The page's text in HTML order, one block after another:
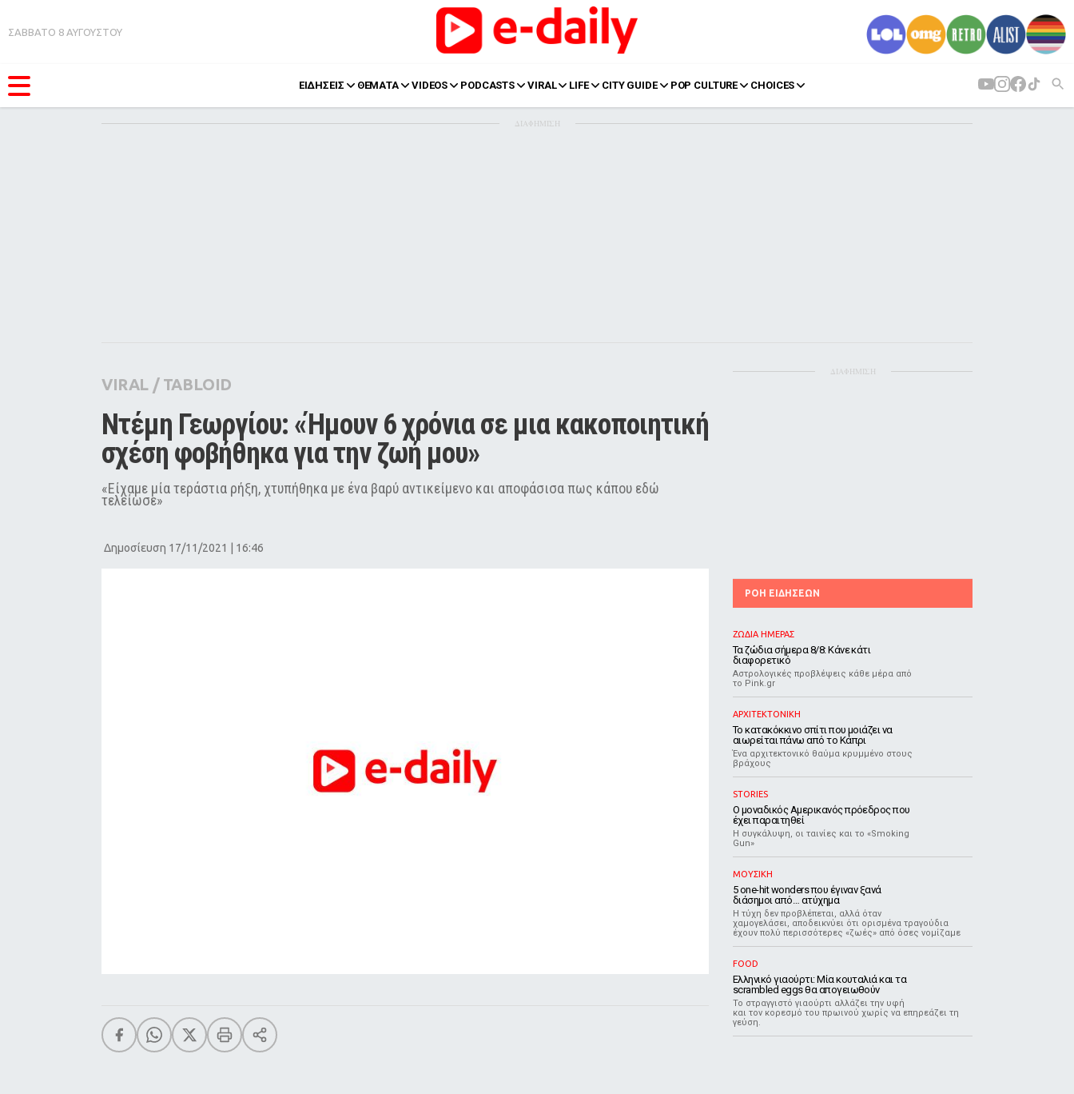
ΣΑΒΒΑΤΟ 8 ΑΥΓΟΥΣΤΟΥ
ΕΙΔΗΣΕΙΣ ΘΕΜΑΤΑ VIDEOS PODCASTS VIRAL LIFE CITY GUIDE POP CULTURE CHOICES
Pop Culture
Agenda
ΔΙΑΦΗΜΙΣΗ
VIRAL / TABLOID
Ντέμη Γεωργίου: «Ήμουν 6 χρόνια σε μια κακοποιητική
σχέση φοβήθηκα για την ζωή μου»
«Είχαμε μία τεράστια ρήξη, χτυπήθηκα με ένα βαρύ αντικείμενο και αποφάσισα πως κάπου εδώ
τελείωσε»
Δημοσίευση 17/11/2021 | 16:46
ΔΙΑΦΗΜΙΣΗ
ΡΟΗ ΕΙΔΗΣΕΩΝ
ΖΩΔΙΑ ΗΜΕΡΑΣ
Τα ζώδια σήμερα 8/8: Κάνε κάτι
διαφορετικό
Αστρολογικές προβλέψεις κάθε μέρα από
το Pink.gr
ΑΡΧΙΤΕΚΤΟΝΙΚΗ
Το κατακόκκινο σπίτι που μοιάζει να
αιωρείται πάνω από το Κάπρι
Ένα αρχιτεκτονικό θαύμα κρυμμένο στους
βράχους
STORIES
Ο μοναδικός Αμερικανός πρόεδρος που
έχει παραιτηθεί
Η συγκάλυψη, οι ταινίες και το «Smoking
Gun»
ΜΟΥΣΙΚΗ
5 one-hit wonders που έγιναν ξανά
διάσημοι από… ατύχημα
Η τύχη δεν προβλέπεται, αλλά όταν
χαμογελάσει, αποδεικνύει ότι ορισμένα τραγούδια
έχουν πολύ περισσότερες «ζωές» από όσες νομίζαμε
FOOD
Ελληνικό γιαούρτι: Μία κουταλιά και τα
scrambled eggs θα απογειωθούν
Το στραγγιστό γιαούρτι αλλάζει την υφή
και τον κορεσμό του πρωινού χωρίς να επηρεάζει τη
γεύση.